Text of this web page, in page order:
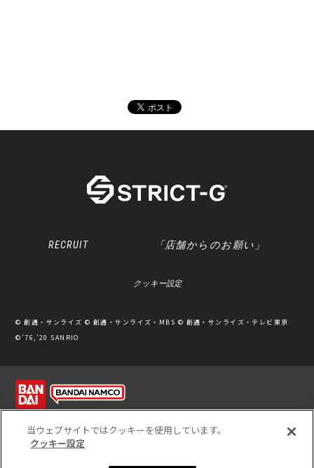
RECRUIT 「店舗からのお願い」
クッキー設定
© 創通・サンライズ © 創通・サンライズ・MBS © 創通・サンライズ・テレビ東京
©’76,’20 SANRIO
※写真のため、実際の商品と多少カラーが異なる場合があります。
当ウェブサイトではクッキーを使用しています。
クッキー設定